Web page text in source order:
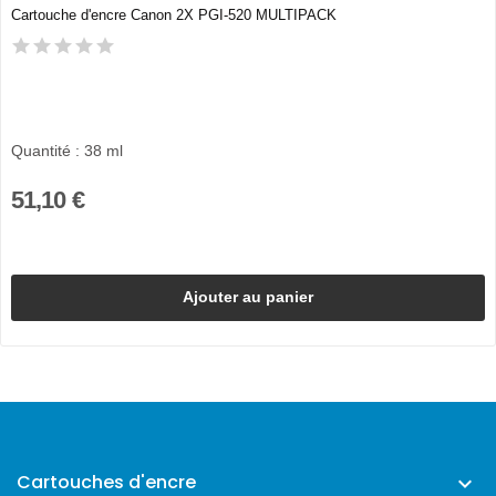
Cartouche d'encre Canon 2X PGI-520 MULTIPACK
Quantité : 38 ml
51,10 €
Ajouter au panier
Cartouches d'encre 